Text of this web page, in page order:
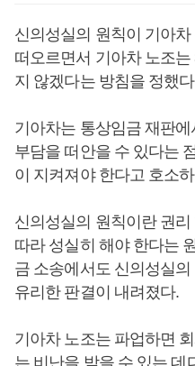
신의성실의 원칙이 기아
떠오르면서 기아차 노조
지 않겠다는 방침을 정했
기아차는 통상임금 재판
부담을 떠안을 수 있다는
이 지켜져야 한다고 호소
신의성실의 원칙이란 권
따라 성실히 해야 한다는
금 소송에서도 신의성실
유리한 판결이 내려졌다.
기아차 노조는 파업하면
는 비난을 받을 수 있는 데